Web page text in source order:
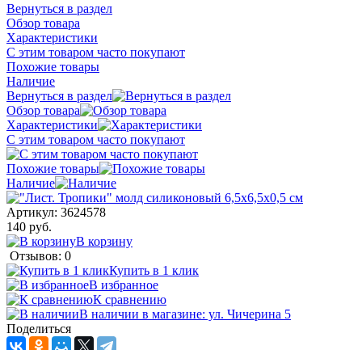
Вернуться в раздел
Обзор товара
Характеристики
С этим товаром часто покупают
Похожие товары
Наличие
Вернуться в раздел
Обзор товара
Характеристики
С этим товаром часто покупают
Похожие товары
Наличие
Артикул: 3624578
140 руб.
В корзину
Отзывов: 0
Купить в 1 клик
В избранное
К сравнению
В наличии в магазине: ул. Чичерина 5
Поделиться